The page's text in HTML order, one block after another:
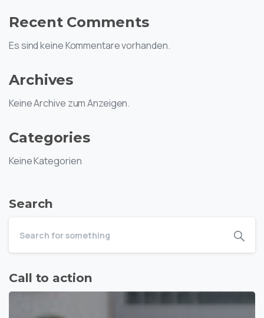
Recent Comments
Es sind keine Kommentare vorhanden.
Archives
Keine Archive zum Anzeigen.
Categories
Keine Kategorien
Search
Call to action